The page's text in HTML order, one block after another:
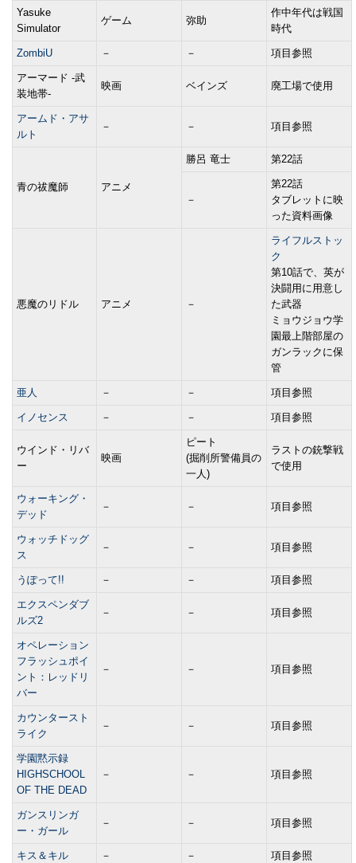
Yasuke
Simulator
ゲーム 弥助
作中年代は戦国
時代
ZombiU － － 項目参照
アーマード -武
装地帯-
映画 ベインズ 廃工場で使用
アームド・アサ
ルト
－ － 項目参照
青の祓魔師 アニメ
勝呂 竜士 第22話
－
第22話
タブレットに映
った資料画像
悪魔のリドル アニメ －
ライフルストッ
ク
第10話で、英が
決闘用に用意し
た武器
ミョウジョウ学
園最上階部屋の
ガンラックに保
管
亜人 － － 項目参照
イノセンス － － 項目参照
ウインド・リバ
ー
映画
ピート
(掘削所警備員の
一人)
ラストの銃撃戦
で使用
ウォーキング・
デッド
－ － 項目参照
ウォッチドッグ
ス
－ － 項目参照
うぽって!! － － 項目参照
エクスペンダブ
ルズ2
－ － 項目参照
オペレーション
フラッシュポイ
ント：レッドリ
バー
－ － 項目参照
カウンタースト
ライク
－ － 項目参照
学園黙示録
HIGHSCHOOL
OF THE DEAD
－ － 項目参照
ガンスリンガ
ー・ガール
－ － 項目参照
キス＆キル － － 項目参照